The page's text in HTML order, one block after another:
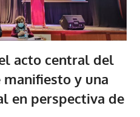
acto central del
y una
en perspectiva de